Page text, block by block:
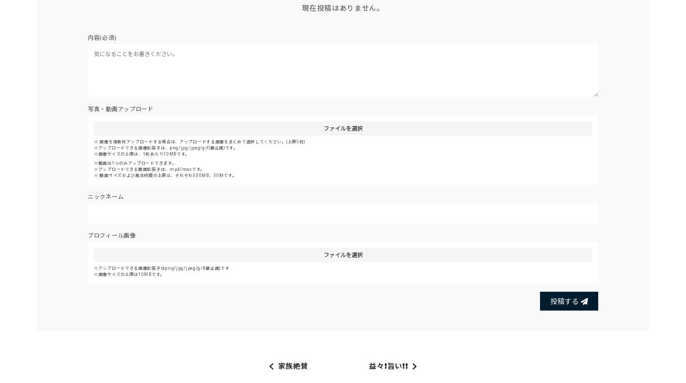
現在投稿はありません。
内容(必須)
写真・動画アップロード
ファイルを選択
画像を複数枚アップロードする場合は、アップロードする画像をまとめて選択してください。(上限5枚)
アップロードできる画像拡張子は、png/jpg/jpeg/gif(静止画)です。
画像サイズの上限は、1枚あたり10MBです。
動画は1つのみアップロードできます。
アップロードできる動画拡張子は、mp4/movです。
動画サイズおよび再生時間の上限は、それぞれ500MB、30秒です。
ニックネーム
プロフィール画像
ファイルを選択
アップロードできる画像拡張子はpng/jpg/jpeg/gif(静止画)です
画像サイズの上限は10MBです。
投稿する
家族絶賛 益々❗旨い❗❗